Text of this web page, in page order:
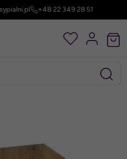
+48 22 349 28 51